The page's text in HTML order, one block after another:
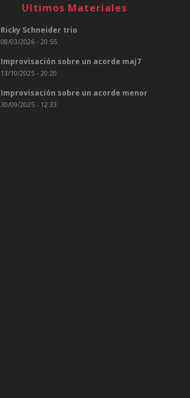
Ultimos Materiales
Ricky Schneider trio
08/03/2026 - 20:55
Improvisación sobre un acorde maj7
13/10/2025 - 20:20
Improvisación sobre un acorde menor
30/09/2025 - 12:33